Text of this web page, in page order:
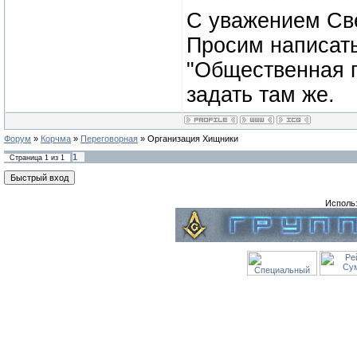
С уважением
Просим
"Общественная
задать там же.
Форум » Корчма » Переговорная » Организация Хищники
Страница 1 из 1 1